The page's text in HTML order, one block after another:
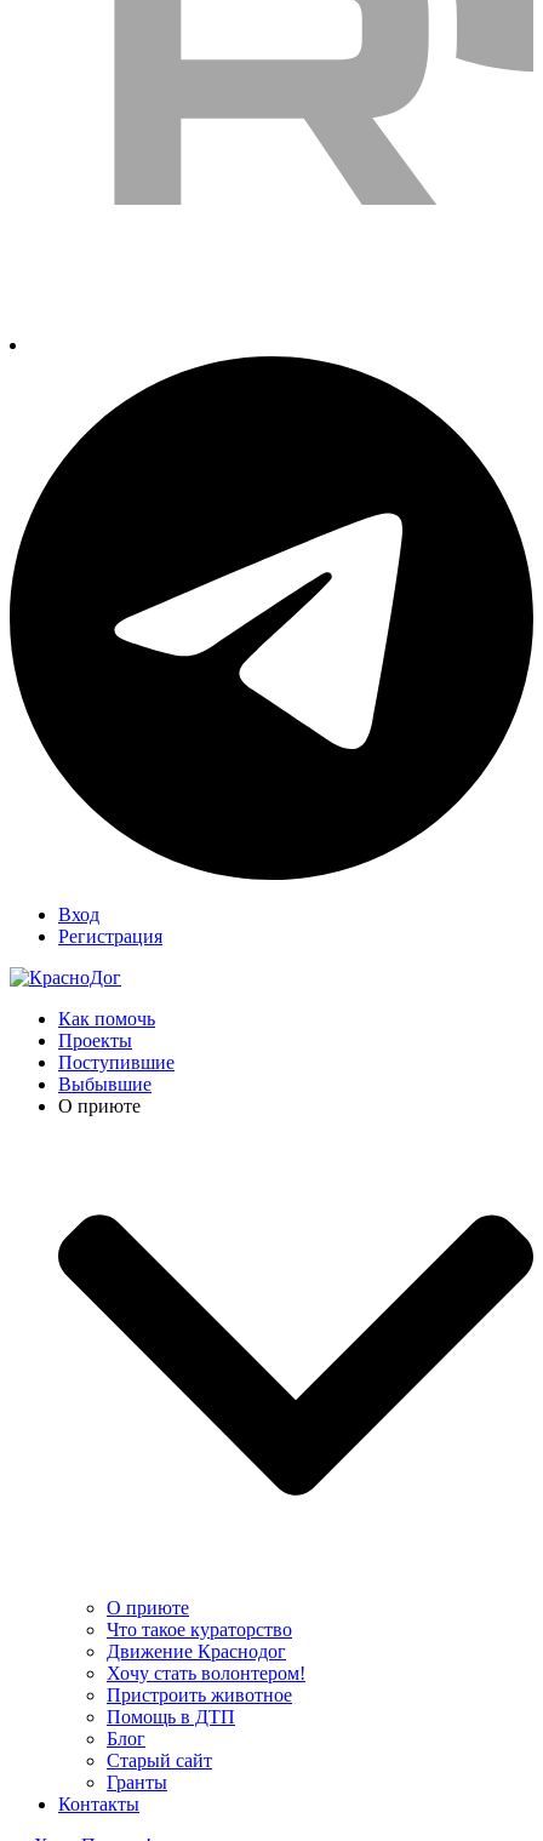
Вход
Регистрация
Как помочь
Проекты
Поступившие
Выбывшие
О приюте
О приюте
Что такое кураторство
Движение Краснодог
Хочу стать волонтером!
Пристроить животное
Помощь в ДТП
Блог
Старый сайт
Гранты
Контакты